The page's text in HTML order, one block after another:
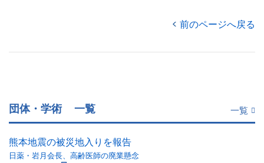
前のページへ戻る
団体・学術 一覧 一覧
熊本地震の被災地入りを報告
日薬・岩月会長、高齢医師の廃業懸念